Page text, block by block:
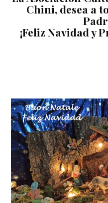
Chini, desea a
¡Feliz Navidad y